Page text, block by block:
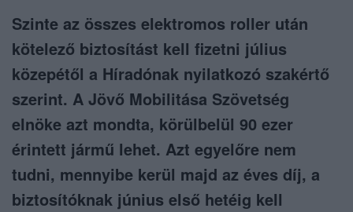
Szinte az összes elektromos roller után
kötelező biztosítást kell fizetni július
közepétől a Híradónak nyilatkozó szakértő
szerint. A Jövő Mobilitása Szövetség
elnöke azt mondta, körülbelül 90 ezer
érintett jármű lehet. Azt egyelőre nem
tudni, mennyibe kerül majd az éves díj, a
biztosítóknak június első hetéig kell